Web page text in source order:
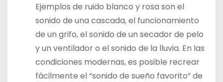
Ejemplos de ruido blanco y rosa son el
sonido de una cascada, el funcionamiento
de un grifo, el sonido de un secador de pelo
y un ventilador o el sonido de la lluvia. En las
condiciones modernas, es posible recrear
fácilmente el “sonido de sueño favorito” de